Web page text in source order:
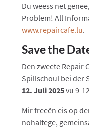
Du weess net
Problem! All
www.repaircafe.lu.
Save the
Den zweete Repair
Spillschoul bei der
12. Juli 2025vu 9-
Mir freeën eis op
nohaltege,